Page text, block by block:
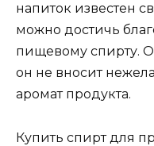
напиток известен
можно достичь
пищевому спирту.
он не вносит
аромат продукта.
Купить спирт для